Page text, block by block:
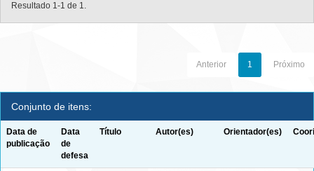
Resultado 1-1 de 1.
Anterior 1 Próximo
Conjunto de itens:
Data de
publicação
Data
de
defesa
Título Autor(es) Orientador(es)